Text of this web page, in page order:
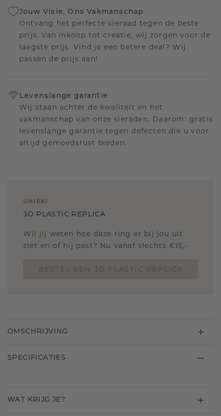
Jouw Visie, Ons Vakmanschap
Ontvang het perfecte sieraad tegen de beste
prijs. Van inkoop tot creatie, wij zorgen voor de
laagste prijs. Vind je een betere deal? Wij
passen de prijs aan!
Levenslange garantie
Wij staan achter de kwaliteit en het
vakmanschap van onze sieraden. Daarom: gratis
levenslange garantie tegen defecten die u voor
altijd gemoedsrust bieden.
UNIEK!
3D PLASTIC REPLICA
Wil jij weten hoe deze ring er bij jou uit
ziet en of hij past? Nu vanaf slechts €15,-
OMSCHRIJVING
SPECIFICATIES
WAT KRIJG JE?